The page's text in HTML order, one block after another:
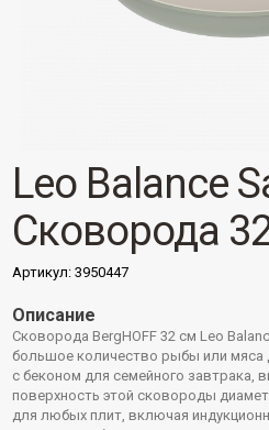
Leo Balance
Сковорода
Артикул: 3950447
Описание
Сковорода BergHOFF 32 см Leo
большое количество рыбы или мяса
с беконом для семейного завтрака,
поверхность этой сковороды
для любых плит, включая